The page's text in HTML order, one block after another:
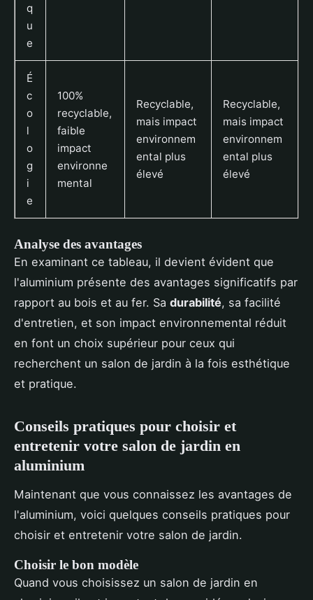
q
u
e
É
c
o
l
o
g
i
e
100%
recyclable,
faible
impact
environne
mental
Recyclable,
mais impact
environnem
ental plus
élevé
Recyclable,
mais impact
environnem
ental plus
élevé
Analyse des avantages
En examinant ce tableau, il devient évident que
l'aluminium présente des avantages significatifs par
rapport au bois et au fer. Sa durabilité, sa facilité
d'entretien, et son impact environnemental réduit
en font un choix supérieur pour ceux qui
recherchent un salon de jardin à la fois esthétique
et pratique.
Conseils pratiques pour choisir et
entretenir votre salon de jardin en
aluminium
Maintenant que vous connaissez les avantages de
l'aluminium, voici quelques conseils pratiques pour
choisir et entretenir votre salon de jardin.
Choisir le bon modèle
Quand vous choisissez un salon de jardin en